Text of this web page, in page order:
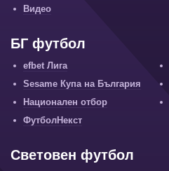
Видео
БГ футбол
efbet Лига
Sesame Купа на България
Национален отбор
ФутболНекст
Световен футбол